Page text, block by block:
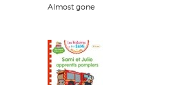
Almost gone